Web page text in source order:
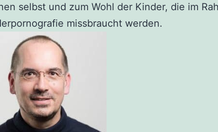
selbst und zum Wohl der Kinder, die im
missbraucht werden.